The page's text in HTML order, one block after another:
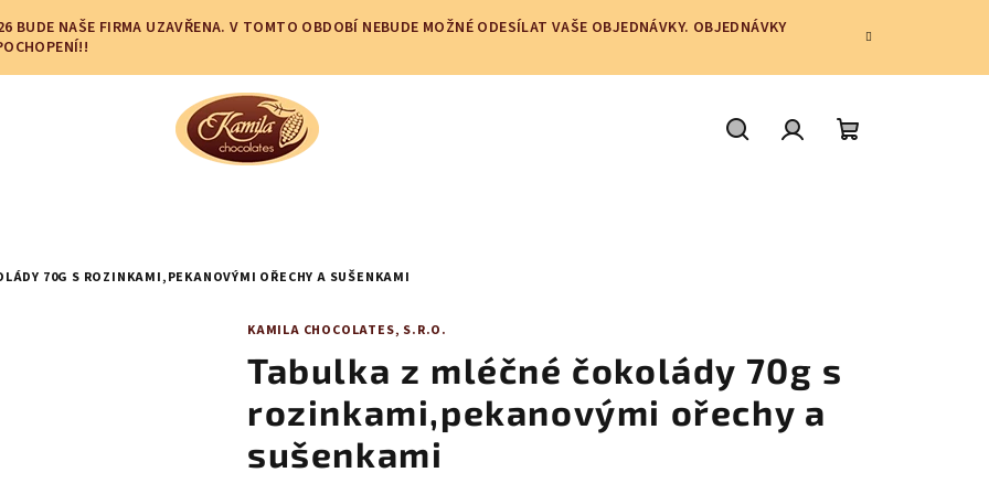
NAŠE FIRMA UZAVŘENA. V TOMTO OBDOBÍ NEBUDE MOŽNÉ ODESÍLAT VAŠE OBJEDNÁVKY. OBJEDNÁVKY
70G S ROZINKAMI,PEKANOVÝMI OŘECHY A SUŠENKAMI
KAMILA CHOCOLATES, S.R.O.
Tabulka z mléčné čokolády 70g s
rozinkami,pekanovými ořechy a
sušenkami